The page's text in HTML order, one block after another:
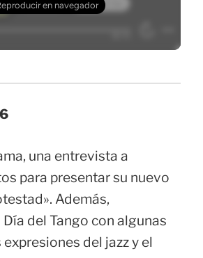
una entrevista a
para presentar su nuevo
Además,
del Tango con algunas
del jazz y el